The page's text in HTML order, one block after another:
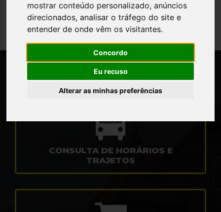
mostrar conteúdo personalizado, anúncios
direcionados, analisar o tráfego do site e
entender de onde vêm os visitantes.
Concordo
Eu recuso
Alterar as minhas preferências
TARIFAS / PREÇOS
CONSULTA DE HORÁRIOS E
TRAJETOS